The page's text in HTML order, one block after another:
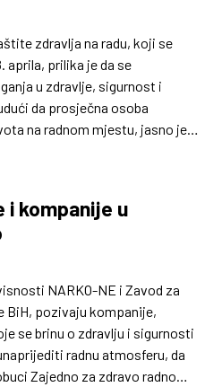
vlastite izazove i uvedu
zdravlja na radu, koji se
aprila, prilika je da se
u zdravlje, sigurnost i
da prosječna osoba
na radnom mjestu, jasno je
nije samo pitanje standarda,
NARKO-NE u saradnji sa
Federacije Bosne i
aprila 2025. godine
i kompanije u
NARKO-NE i Zavod za
BiH, pozivaju kompanije,
se brinu o zdravlju i sigurnosti
radnu atmosferu, da
Zajedno za zdravo radno